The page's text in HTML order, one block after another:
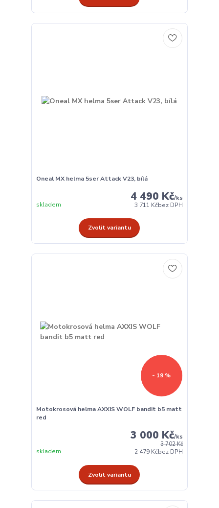
Oneal MX helma 5ser Attack V23, bílá
4 490 Kč/ks
3 711 Kčbez DPH
skladem
Zvolit variantu
- 19 %
Motokrosová helma AXXIS WOLF bandit b5 matt
red
3 702 Kč
3 000 Kč/ks
2 479 Kčbez DPH
skladem
Zvolit variantu